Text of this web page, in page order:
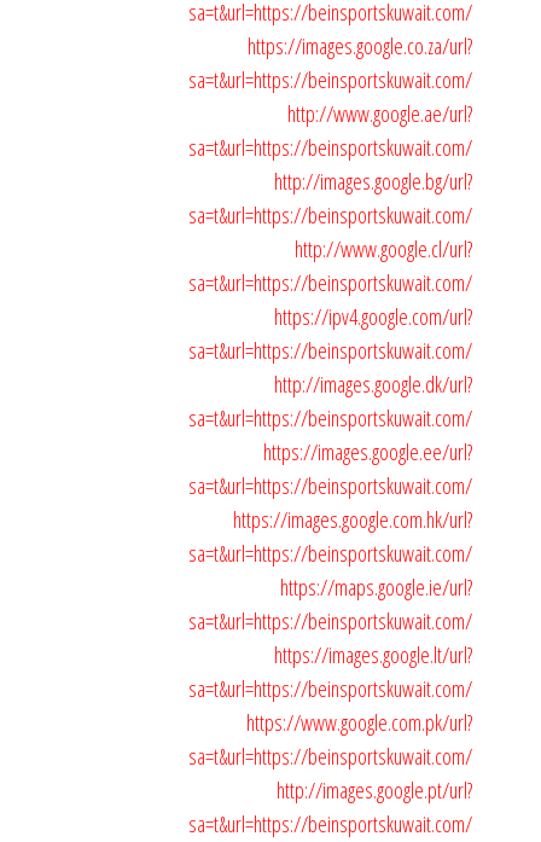
sa=t&url=https://beinsportskuwait.com/
https://images.google.co.za/url?
sa=t&url=https://beinsportskuwait.com/
http://www.google.ae/url?
sa=t&url=https://beinsportskuwait.com/
http://images.google.bg/url?
sa=t&url=https://beinsportskuwait.com/
http://www.google.cl/url?
sa=t&url=https://beinsportskuwait.com/
https://ipv4.google.com/url?
sa=t&url=https://beinsportskuwait.com/
http://images.google.dk/url?
sa=t&url=https://beinsportskuwait.com/
https://images.google.ee/url?
sa=t&url=https://beinsportskuwait.com/
https://images.google.com.hk/url?
sa=t&url=https://beinsportskuwait.com/
https://maps.google.ie/url?
sa=t&url=https://beinsportskuwait.com/
https://images.google.lt/url?
sa=t&url=https://beinsportskuwait.com/
https://www.google.com.pk/url?
sa=t&url=https://beinsportskuwait.com/
http://images.google.pt/url?
sa=t&url=https://beinsportskuwait.com/